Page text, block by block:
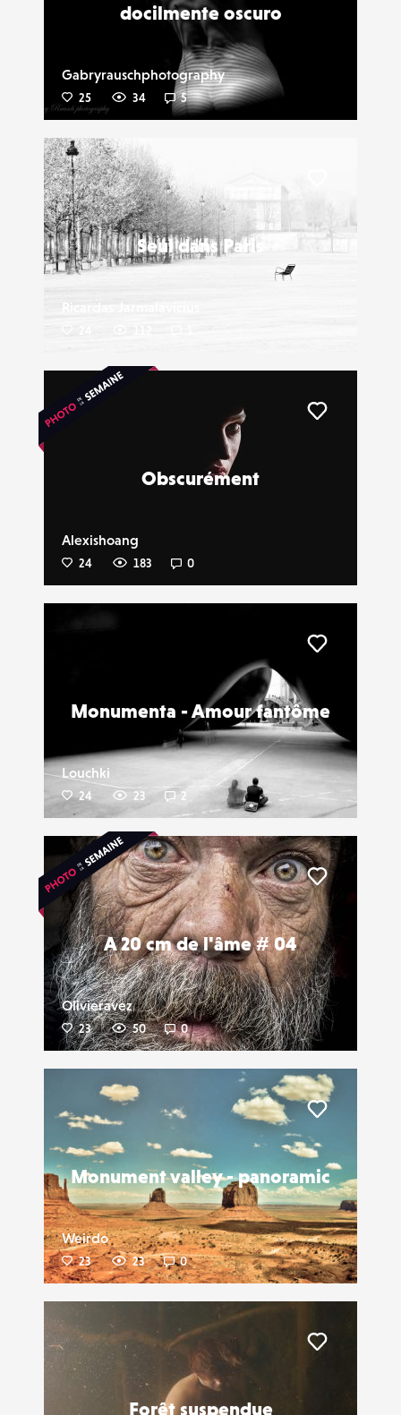
docilmente oscuro
Gabryrauschphotography
25 34 5
Seul dans Paris
Ricardas Jarmalavicius
Obscurément
Alexishoang
24 183 0
Monumenta - Amour fantôme
Louchki
24 23 2
A 20 cm de l'âme # 04
Olivieravez
23 50 0
Monument valley - panoramic
Weirdo
23 23 0
Forêt suspendue